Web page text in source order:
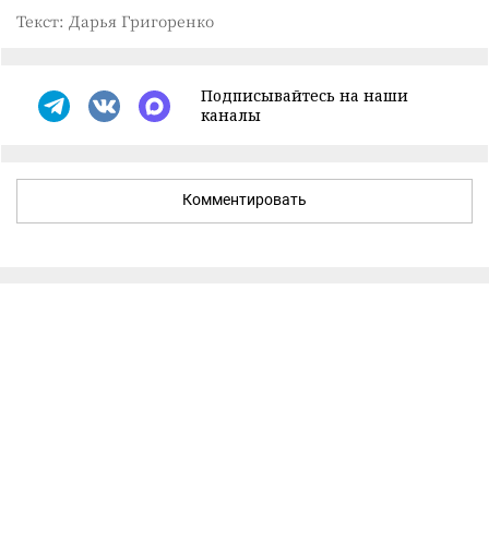
Текст: Дарья Григоренко
Подписывайтесь на наши
каналы
Комментировать